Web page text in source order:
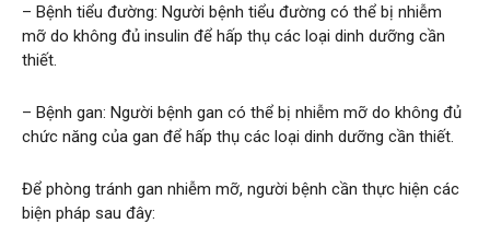
– Bệnh tiểu đường: Người bệnh tiểu đường có thể bị nhiễm
mỡ do không đủ insulin để hấp thụ các loại dinh dưỡng cần
thiết.
– Bệnh gan: Người bệnh gan có thể bị nhiễm mỡ do không đủ
chức năng của gan để hấp thụ các loại dinh dưỡng cần thiết.
Để phòng tránh gan nhiễm mỡ, người bệnh cần thực hiện các
biện pháp sau đây: